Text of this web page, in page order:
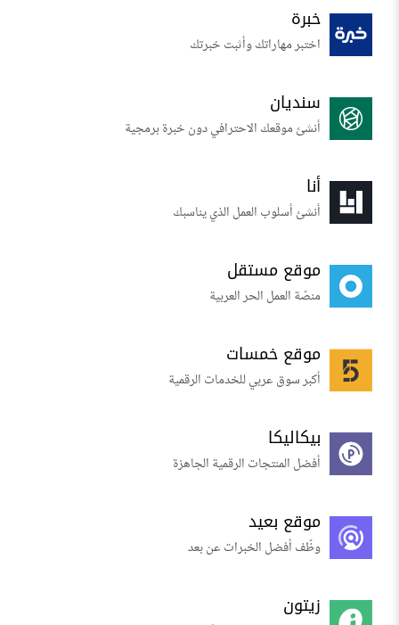
خبرة
اختبر مهاراتك وأثبت خبرتك
سنديان
أنشئ موقعك الاحترافي دون خبرة برمجية
أنا
أنشئ أسلوب العمل الذي يناسبك
موقع مستقل
منصّة العمل الحر العربية
موقع خمسات
أكبر سوق عربي للخدمات الرقمية
بيكاليكا
أفضل المنتجات الرقمية الجاهزة
موقع بعيد
وظّف أفضل الخبرات عن بعد
زيتون